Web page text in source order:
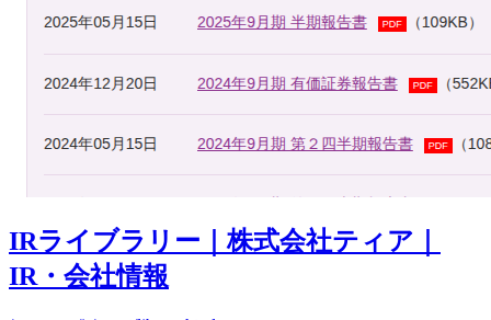
IRライブラリー｜株式会社ティア｜
IR・会社情報